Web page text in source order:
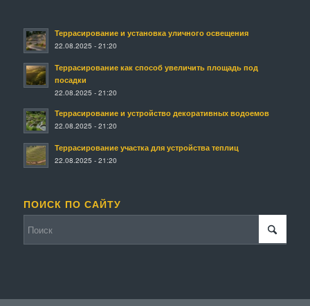
Террасирование и установка уличного освещения
22.08.2025 - 21:20
Террасирование как способ увеличить площадь под
посадки
22.08.2025 - 21:20
Террасирование и устройство декоративных водоемов
22.08.2025 - 21:20
Террасирование участка для устройства теплиц
22.08.2025 - 21:20
ПОИСК ПО САЙТУ